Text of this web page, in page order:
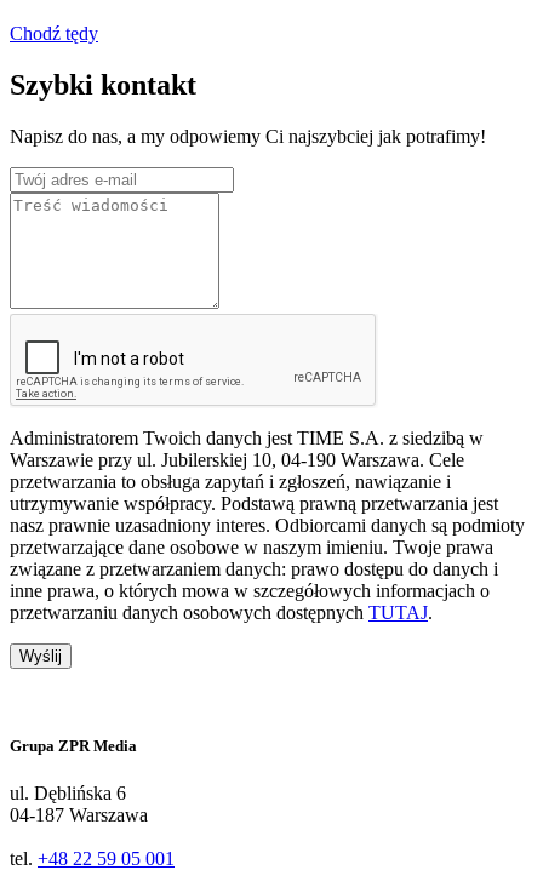
Chodź tędy
Szybki kontakt
Napisz do nas, a my odpowiemy Ci najszybciej jak potrafimy!
Administratorem Twoich danych jest TIME S.A. z siedzibą w
Warszawie przy ul. Jubilerskiej 10, 04-190 Warszawa. Cele
przetwarzania to obsługa zapytań i zgłoszeń, nawiązanie i
utrzymywanie współpracy. Podstawą prawną przetwarzania jest
nasz prawnie uzasadniony interes. Odbiorcami danych są podmioty
przetwarzające dane osobowe w naszym imieniu. Twoje prawa
związane z przetwarzaniem danych: prawo dostępu do danych i
inne prawa, o których mowa w szczegółowych informacjach o
przetwarzaniu danych osobowych dostępnych TUTAJ.
Wyślij
Grupa ZPR Media
ul. Dęblińska 6
04-187 Warszawa
tel. +48 22 59 05 001